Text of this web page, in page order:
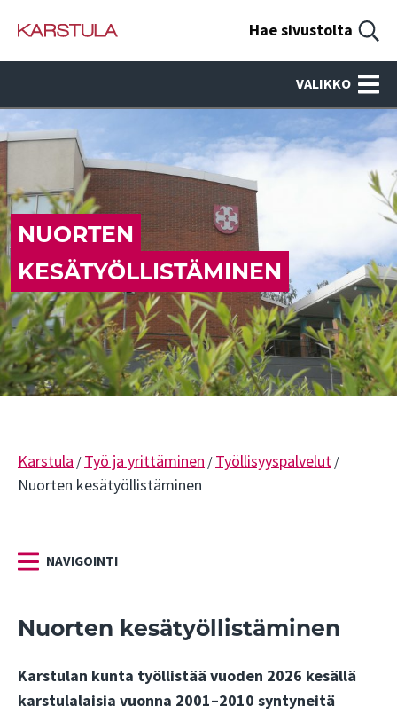
Hae sivustolta
VALIKKO
NUORTEN
KESÄTYÖLLISTÄMINEN
Karstula /Työ ja yrittäminen /Työllisyyspalvelut/
Nuorten kesätyöllistäminen
NAVIGOINTI
Nuorten kesätyöllistäminen
Karstulan kunta työllistää vuoden 2026 kesällä
karstulalaisia vuonna 2001–2010 syntyneitä